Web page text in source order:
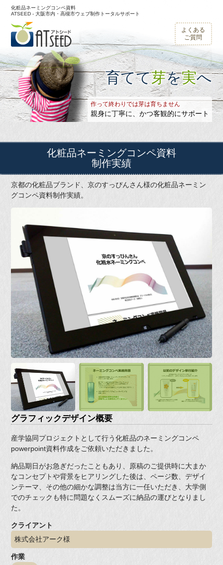
化粧品ネーミングコンペ資料
ATSEED - 大阪市内・高槻市ウェブ制作トータルサポート
よくある
ご質問
育てて芽を実へ
作って終わりでは芽は育ちません
親身に丁寧に、かつ客観的にサポート
化粧品ネーミングコンペ資料
制作実績
京都の化粧品ブランド、京のすっぴんさん様の化粧品ネーミン
グコンペ資料制作実績。
グラフィックデザイン概要
産学協同プロジェクトとして行う化粧品のネーミングコンペ
powerpoint資料作成をご依頼いただきました。
納品期日がお急ぎだったこともあり、原稿のご提供時に大まか
なコンセプトや背景をヒアリングした後は、ページ数、デザイ
ンテーマ、その他の細かな調整は当方に一任いただき、大学側
でのチェックも特に問題なくスムーズに納品の運びとなりまし
た。
クライアント
株式会社アーク様
作業